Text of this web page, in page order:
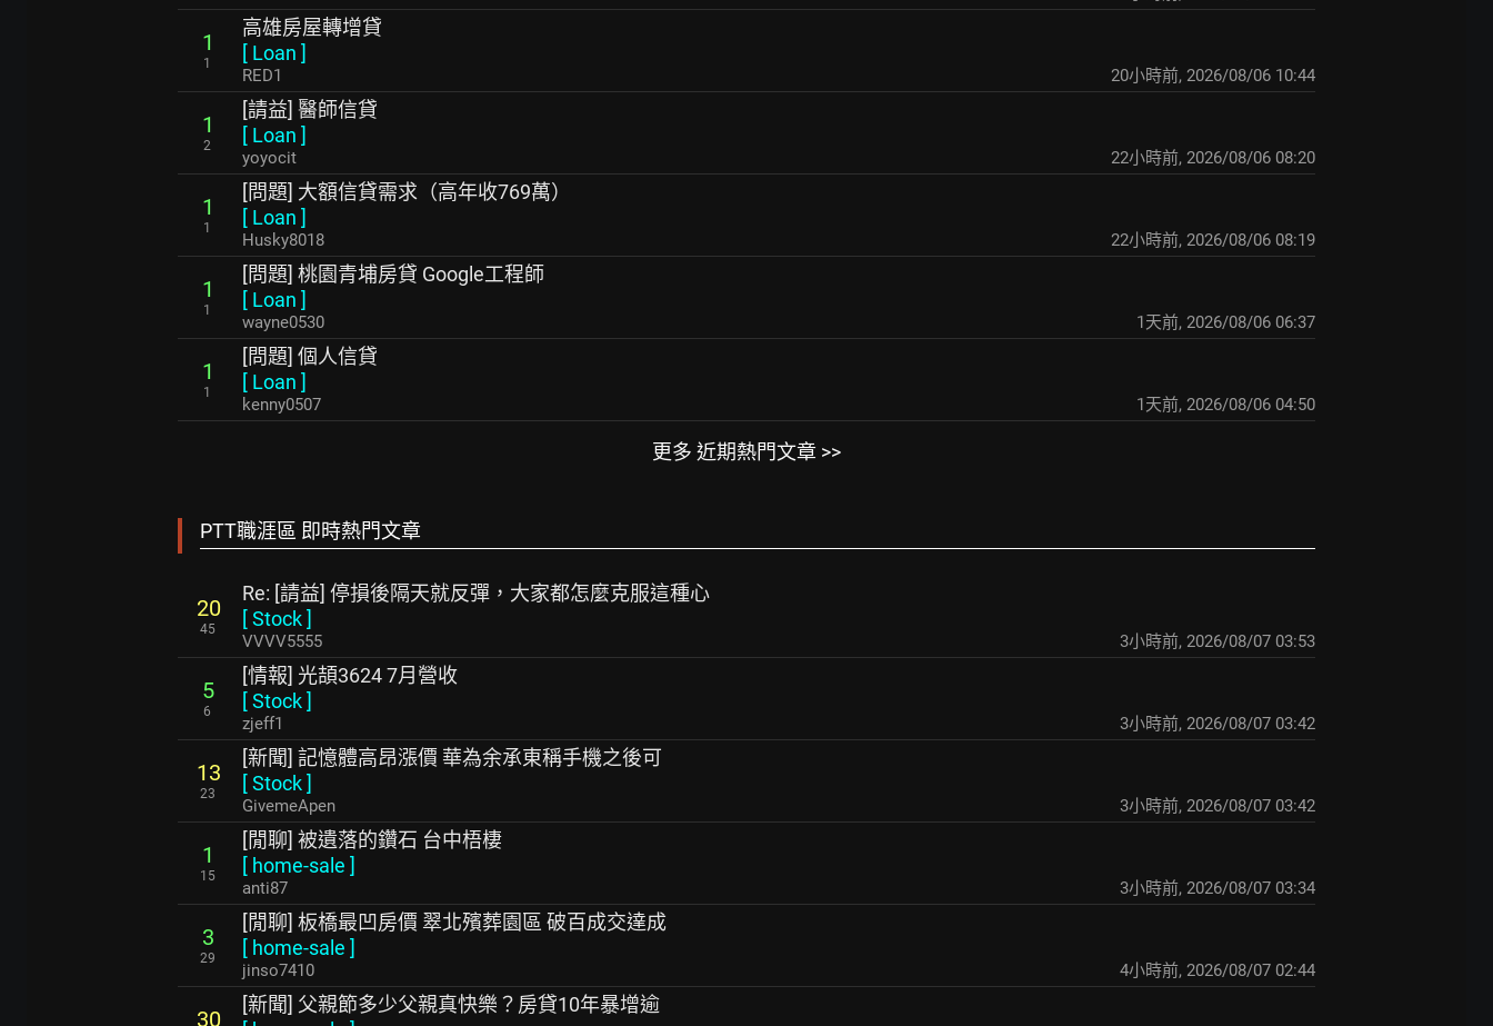
1
1
高雄房屋轉增貸
[ Loan ]
RED1 20小時前, 2026/08/06 10:44
1
2
[請益] 醫師信貸
[ Loan ]
yoyocit 22小時前, 2026/08/06 08:20
1
1
[問題] 大額信貸需求（高年收769萬）
[ Loan ]
Husky8018 22小時前, 2026/08/06 08:19
1
1
[問題] 桃園青埔房貸 Google工程師
[ Loan ]
wayne0530 1天前, 2026/08/06 06:37
1
1
[問題] 個人信貸
[ Loan ]
kenny0507 1天前, 2026/08/06 04:50
更多 近期熱門文章 >>
PTT職涯區 即時熱門文章
20
45
Re: [請益] 停損後隔天就反彈，大家都怎麼克服這種心
[Stock]
VVVV5555 3小時前, 2026/08/07 03:53
5
6
[情報] 光頡3624 7月營收
[Stock]
zjeff1 3小時前, 2026/08/07 03:42
13
23
[新聞] 記憶體高昂漲價 華為余承東稱手機之後可
[Stock]
GivemeApen 3小時前, 2026/08/07 03:42
1
15
[閒聊] 被遺落的鑽石 台中梧棲
[ home-sale ]
anti87 3小時前, 2026/08/07 03:34
3
29
[閒聊] 板橋最凹房價 翠北殯葬園區 破百成交達成
[ home-sale ]
jinso7410 4小時前, 2026/08/07 02:44
30
[新聞] 父親節多少父親真快樂？房貸10年暴增逾